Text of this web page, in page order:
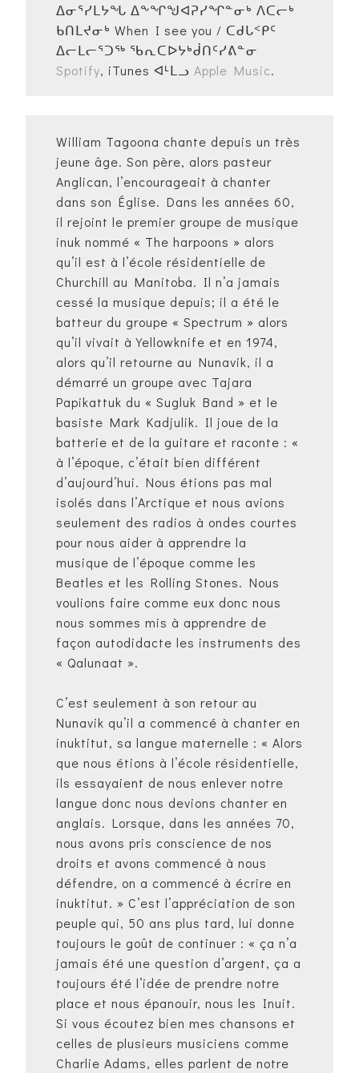
ᐃᓂᕐᓯᒪᔭᖓ ᐃᖕᖏᖑᐊᕈᓯᖏᓐᓂᒃ ᐱᑕᓕᒃ
ᑲᑎᒪᔪᓂᒃ When I see you / ᑕᑯᒐᑉᑭᑦ
ᐃᓕᒪᓕᕐᑐᖅ ᖃᕆᑕᐅᔭᒃᑰᑎᑦᓯᕕᓐᓂ
Spotify, iTunes ᐊᒻᒪᓗ Apple Music.
William Tagoona chante depuis un très
jeune âge. Son père, alors pasteur
Anglican, l’encourageait à chanter
dans son Église. Dans les années 60,
il rejoint le premier groupe de musique
inuk nommé « The harpoons » alors
qu’il est à l’école résidentielle de
Churchill au Manitoba. Il n’a jamais
cessé la musique depuis; il a été le
batteur du groupe « Spectrum » alors
qu’il vivait à Yellowknife et en 1974,
alors qu’il retourne au Nunavik, il a
démarré un groupe avec Tajara
Papikattuk du « Sugluk Band » et le
basiste Mark Kadjulik. Il joue de la
batterie et de la guitare et raconte : «
à l’époque, c’était bien différent
d’aujourd’hui. Nous étions pas mal
isolés dans l’Arctique et nous avions
seulement des radios à ondes courtes
pour nous aider à apprendre la
musique de l’époque comme les
Beatles et les Rolling Stones. Nous
voulions faire comme eux donc nous
nous sommes mis à apprendre de
façon autodidacte les instruments des
« Qalunaat ».
C’est seulement à son retour au
Nunavik qu’il a commencé à chanter en
inuktitut, sa langue maternelle : « Alors
que nous étions à l’école résidentielle,
ils essayaient de nous enlever notre
langue donc nous devions chanter en
anglais. Lorsque, dans les années 70,
nous avons pris conscience de nos
droits et avons commencé à nous
défendre, on a commencé à écrire en
inuktitut. » C’est l’appréciation de son
peuple qui, 50 ans plus tard, lui donne
toujours le goût de continuer : « ça n’a
jamais été une question d’argent, ça a
toujours été l’idée de prendre notre
place et nous épanouir, nous les Inuit.
Si vous écoutez bien mes chansons et
celles de plusieurs musiciens comme
Charlie Adams, elles parlent de notre